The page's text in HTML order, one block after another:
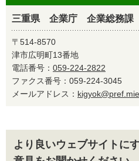
三重県 企業庁 企業総務課
〒514-8570
津市広明町13番地
電話番号： 059-224-2822
ファクス番号：059-224-3045
メールアドレス：
より良いウェブサイトに